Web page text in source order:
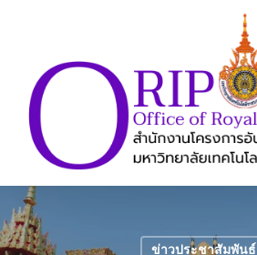
content
ข่าวประชาสัมพันธ์